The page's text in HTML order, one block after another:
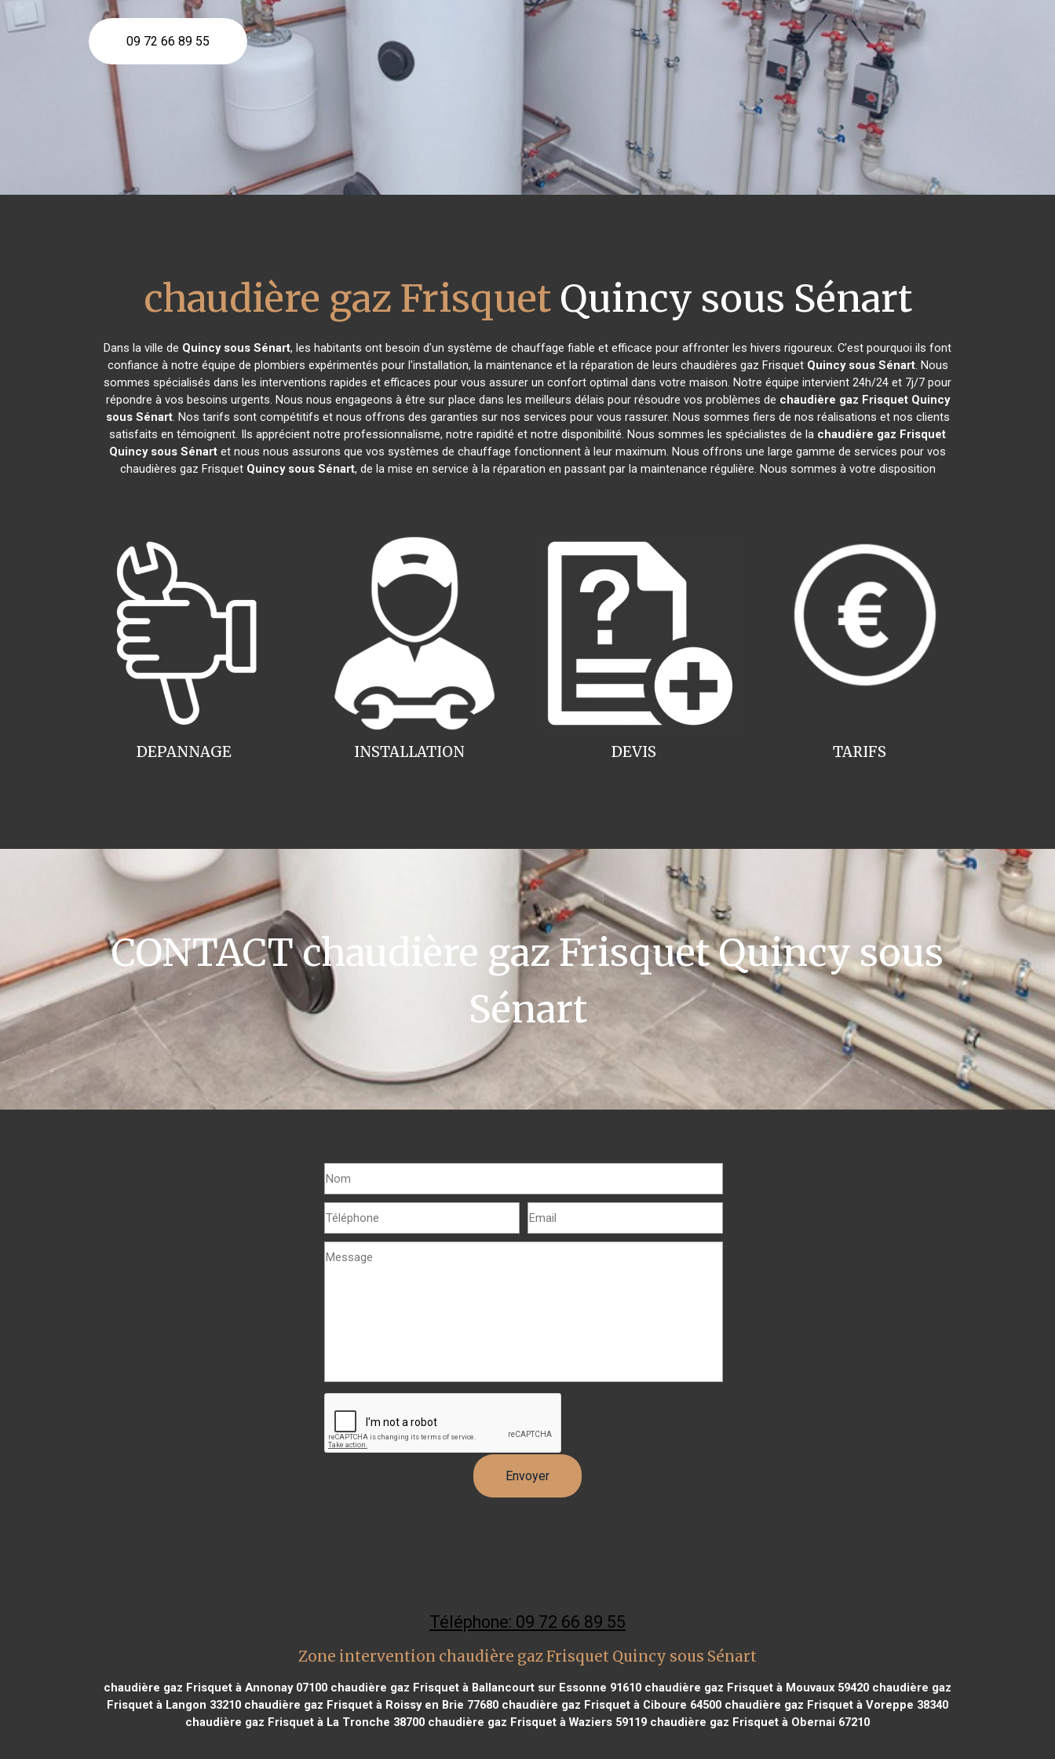
09 72 66 89 55
chaudière gaz FrisquetQuincy sous Sénart
Dans la ville de Quincy sous Sénart, les habitants ont besoin d'un système de chauffage fiable et efficace pour affronter les hivers rigoureux. C'est pourquoi ils font
confiance à notre équipe de plombiers expérimentés pour l'installation, la maintenance et la réparation de leurs chaudières gaz Frisquet Quincy sous Sénart. Nous
sommes spécialisés dans les interventions rapides et efficaces pour vous assurer un confort optimal dans votre maison. Notre équipe intervient 24h/24 et 7j/7 pour
répondre à vos besoins urgents. Nous nous engageons à être sur place dans les meilleurs délais pour résoudre vos problèmes de chaudière gaz Frisquet Quincy
sous Sénart. Nos tarifs sont compétitifs et nous offrons des garanties sur nos services pour vous rassurer. Nous sommes fiers de nos réalisations et nos clients
satisfaits en témoignent. Ils apprécient notre professionnalisme, notre rapidité et notre disponibilité. Nous sommes les spécialistes de la chaudière gaz Frisquet
Quincy sous Sénart et nous nous assurons que vos systèmes de chauffage fonctionnent à leur maximum. Nous offrons une large gamme de services pour vos
chaudières gaz Frisquet Quincy sous Sénart, de la mise en service à la réparation en passant par la maintenance régulière. Nous sommes à votre disposition
INSTALLATION
DEPANNAGE TARIFS
DEVIS
CONTACT chaudière gaz Frisquet Quincy sous
Sénart
Téléphone: 09 72 66 89 55
Zone intervention chaudière gaz Frisquet Quincy sous Sénart
chaudière gaz Frisquet à Annonay 07100 chaudière gaz Frisquet à Ballancourt sur Essonne 91610 chaudière gaz Frisquet à Mouvaux 59420 chaudière gaz
Frisquet à Langon 33210 chaudière gaz Frisquet à Roissy en Brie 77680 chaudière gaz Frisquet à Ciboure 64500 chaudière gaz Frisquet à Voreppe 38340
chaudière gaz Frisquet à La Tronche 38700 chaudière gaz Frisquet à Waziers 59119 chaudière gaz Frisquet à Obernai 67210